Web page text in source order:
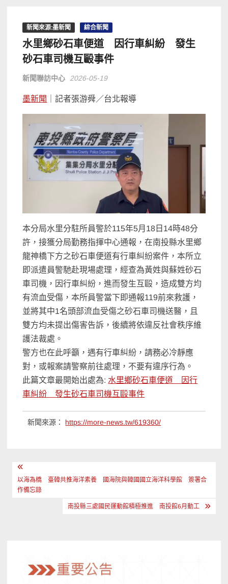
新聞來源:墨新聞 綜合新聞
水里鄉砂石車便道 因行車糾紛 發生
砂石車司機互毆事件
新聞聯訪中心 2026-05-19
墨新聞 ｜記者張游舜／台北報導
本分局水里分駐所員警於115年5月18日14時48分
許，接獲分局勤務指揮中心通報，在南投縣水里鄉
龍神橋下方之砂石車便道有行車糾紛案件，本所立
即派遣員警馳赴現場處理，經查為黃姓與蘇姓砂石
車司機， 因行車糾紛，進而發生互毆，造成雙方均
有流血受傷，本所員警當下即通報119前來救護，
並將其中1名頭部流血受傷之砂石車司機送醫， 且
雙方均未提出傷害告訴，後續將依違反社會秩序維
護法裁處。
警方也在此呼籲，遇有行車糾紛，請務必冷靜應
對， 或報案請警察前往處理，不要有違序行為。
此篇文章最開始出處為: 水里鄉砂石車便道 因行
車糾紛 發生砂石車司機互毆事件
新聞來源： https://more-news.tw/619360/
文
章
以海為橋 臺韓共推海洋素養 國海院與韓國國立海洋科學館 簽署合
作備忘錄
南投縣三處國民運動館積極推進 南投館6月動工